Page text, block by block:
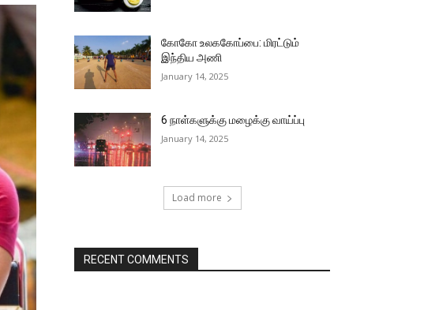
கோகோ உலககோப்பை: மிரட்டும்
இந்திய அணி
January 14, 2025
6 நாள்களுக்கு மழைக்கு வாய்ப்பு
January 14, 2025
Load more
RECENT COMMENTS